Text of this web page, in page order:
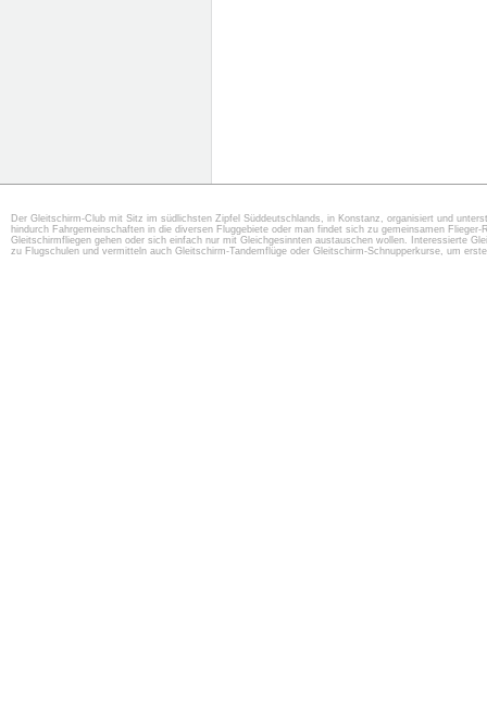
Der Gleitschirm-Club mit Sitz im südlichsten Zipfel Süddeutschlands, in Konstanz, organisiert und
hindurch Fahrgemeinschaften in die diversen Fluggebiete oder man findet sich zu gemeinsamen
Gleitschirmfliegen gehen oder sich einfach nur mit Gleichgesinnten austauschen wollen. Interessierte
zu Flugschulen und vermitteln auch Gleitschirm-Tandemflüge oder Gleitschirm-Schnupperkurse, um